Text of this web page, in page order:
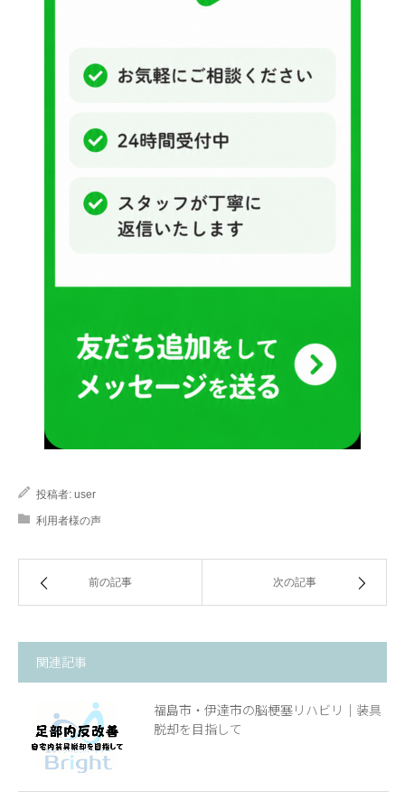
投稿者: user
利用者様の声
前の記事 次の記事
関連記事
福島市・伊達市の脳梗塞リハビリ｜装具
脱却を目指して